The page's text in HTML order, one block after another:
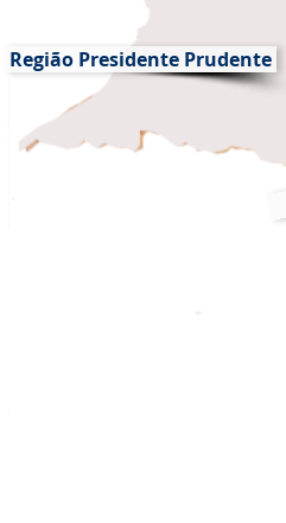
Região Presidente Prudente